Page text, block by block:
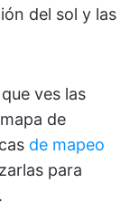
del sol y las
ves las
de
de mapeo
para